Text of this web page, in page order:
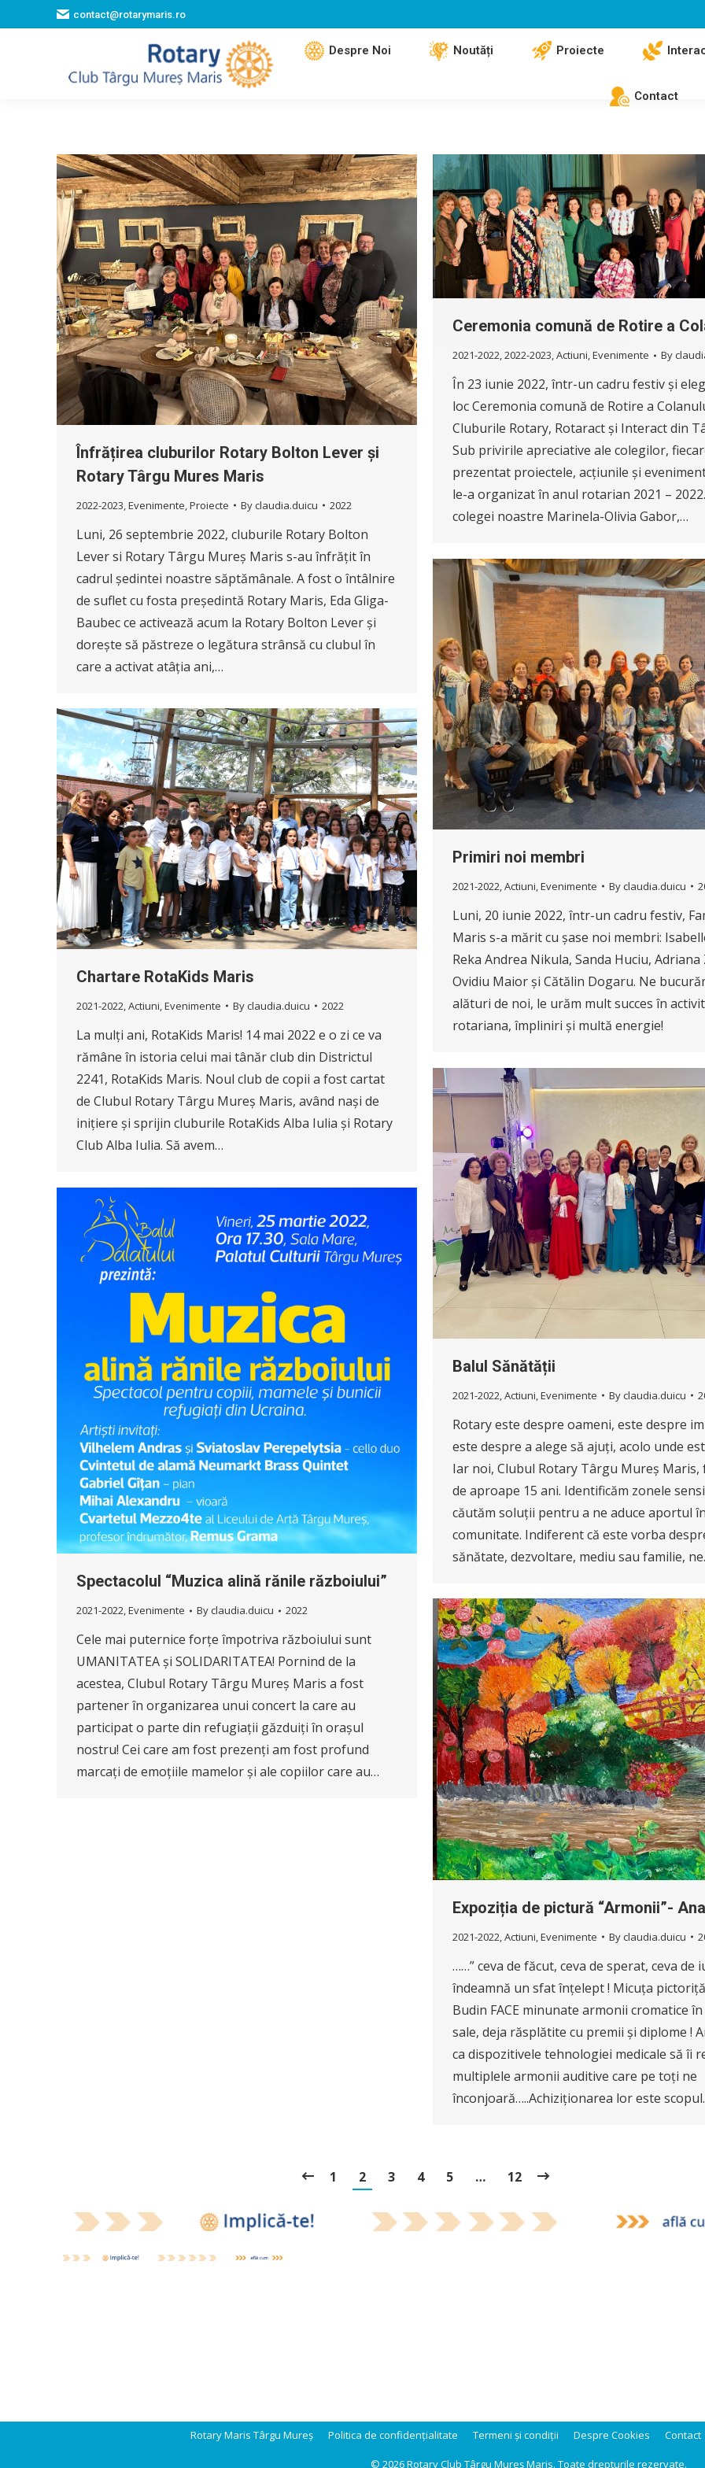
contact@rotarymaris.ro
Despre Noi Noutăți Proiecte
Contact
Înfrățirea cluburilor Rotary Bolton Lever și
Rotary Târgu Mures Maris
2022-2023,Evenimente,Proiecte By claudia.duicu 2022
Luni, 26 septembrie 2022, cluburile Rotary Bolton
Lever si Rotary Târgu Mureș Maris s-au înfrățit în
cadrul ședintei noastre săptămânale. A fost o întâlnire
de suflet cu fosta președintă Rotary Maris, Eda Gliga-
Baubec ce activează acum la Rotary Bolton Lever și
dorește să păstreze o legătura strânsă cu clubul în
care a activat atâția ani,…
Ceremonia comună de Rotire a
2021-2022,2022-2023,Actiuni,Evenimente By
În 23 iunie 2022, într-un cadru festiv și
loc Ceremonia comună de Rotire a
Cluburile Rotary, Rotaract și Interact din
Sub privirile apreciative ale colegilor,
prezentat proiectele, acțiunile și
le-a organizat în anul rotarian 2021 –
colegei noastre Marinela-Olivia Gabor,…
Primiri noi membri
2021-2022,Actiuni,Evenimente By claudia.duicu
Luni, 20 iunie 2022, într-un cadru festiv,
Maris s-a mărit cu șase noi membri:
Reka Andrea Nikula, Sanda Huciu, Adriana
Ovidiu Maior și Cătălin Dogaru. Ne
alături de noi, le urăm mult succes în
rotariana, împliniri și multă energie!
Chartare RotaKids Maris
2021-2022,Actiuni,Evenimente By claudia.duicu 2022
La mulți ani, RotaKids Maris! 14 mai 2022 e o zi ce va
rămâne în istoria celui mai tânăr club din Districtul
2241, RotaKids Maris. Noul club de copii a fost cartat
de Clubul Rotary Târgu Mureș Maris, având nași de
inițiere și sprijin cluburile RotaKids Alba Iulia și Rotary
Club Alba Iulia. Să avem…
Balul Sănătății
2021-2022,Actiuni,Evenimente By claudia.duicu
Rotary este despre oameni, este despre
este despre a alege să ajuți, acolo unde
Iar noi, Clubul Rotary Târgu Mureș Maris,
de aproape 15 ani. Identificăm zonele
căutăm soluții pentru a ne aduce aportul
comunitate. Indiferent că este vorba
sănătate, dezvoltare, mediu sau familie,
Spectacolul “Muzica alină rănile războiului”
2021-2022,Evenimente By claudia.duicu 2022
Cele mai puternice forțe împotriva războiului sunt
UMANITATEA și SOLIDARITATEA! Pornind de la
acestea, Clubul Rotary Târgu Mureș Maris a fost
partener în organizarea unui concert la care au
participat o parte din refugiații găzduiți în orașul
nostru! Cei care am fost prezenți am fost profund
marcați de emoțiile mamelor și ale copiilor care au…
Expoziția de pictură “Armonii”-
2021-2022,Actiuni,Evenimente By claudia.duicu
……” ceva de făcut, ceva de sperat, ceva de
îndeamnă un sfat înțelept ! Micuța
Budin FACE minunate armonii cromatice
sale, deja răsplătite cu premii și diplome !
ca dispozitivele tehnologiei medicale să îi
multiplele armonii auditive care pe toți ne
înconjoară…..Achiziționarea lor este
1 2 3 4 5 … 12
Rotary Maris Târgu Mureș Politica de confidențialitate Termeni și condiții Despre Cookies Contact
© 2026 Rotary Club Târgu Mureș Maris. Toate drepturile rezervate.